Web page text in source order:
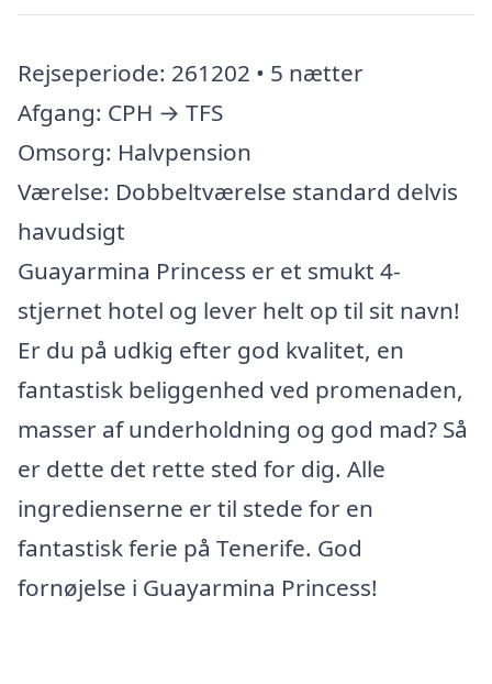
Rejseperiode: 261202 • 5 nætter
Afgang: CPH → TFS
Omsorg: Halvpension
Værelse: Dobbeltværelse standard delvis
havudsigt
Guayarmina Princess er et smukt 4-
stjernet hotel og lever helt op til sit navn!
Er du på udkig efter god kvalitet, en
fantastisk beliggenhed ved promenaden,
masser af underholdning og god mad? Så
er dette det rette sted for dig. Alle
ingredienserne er til stede for en
fantastisk ferie på Tenerife. God
fornøjelse i Guayarmina Princess!